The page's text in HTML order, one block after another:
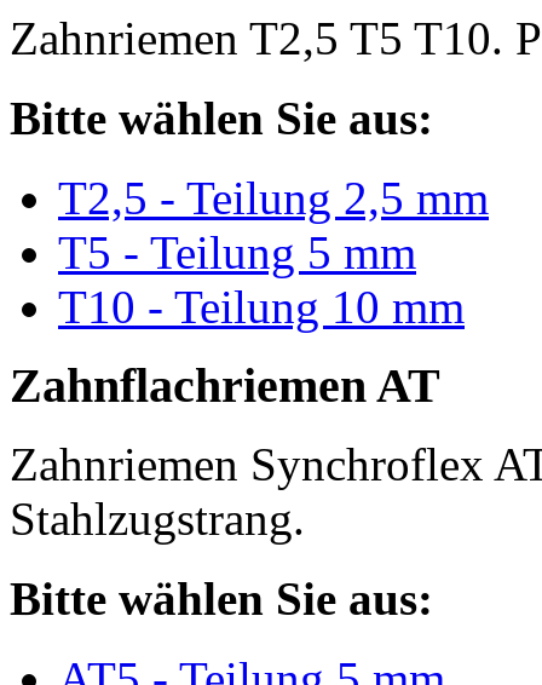
Zahnriemen T2,5 T5 T10.
Bitte wählen Sie aus:
T2,5 - Teilung 2,5 mm
T5 - Teilung 5 mm
T10 - Teilung 10 mm
Zahnflachriemen AT
Zahnriemen Synchroflex
Stahlzugstrang.
Bitte wählen Sie aus: